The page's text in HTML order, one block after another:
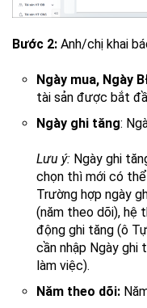
Bước 2: Anh/chị khai
Ngày mua, Ngày
tài sản được bắt
Ngày ghi tăng:
Lưu ý: Ngày ghi
chọn thì mới có
Trường hợp ngày
(năm theo dõi), hệ
động ghi tăng (ô
cần nhập Ngày ghi
làm việc).
Năm theo dõi: